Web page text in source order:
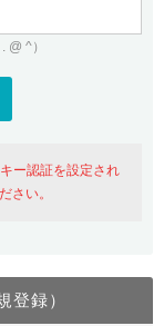
機能を使う方
^）
ー認証を設定され
さい。
登録）